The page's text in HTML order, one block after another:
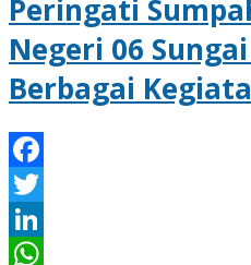
Peringati
Negeri 06
Berbagai
Facebook
Twitter
LinkedIn